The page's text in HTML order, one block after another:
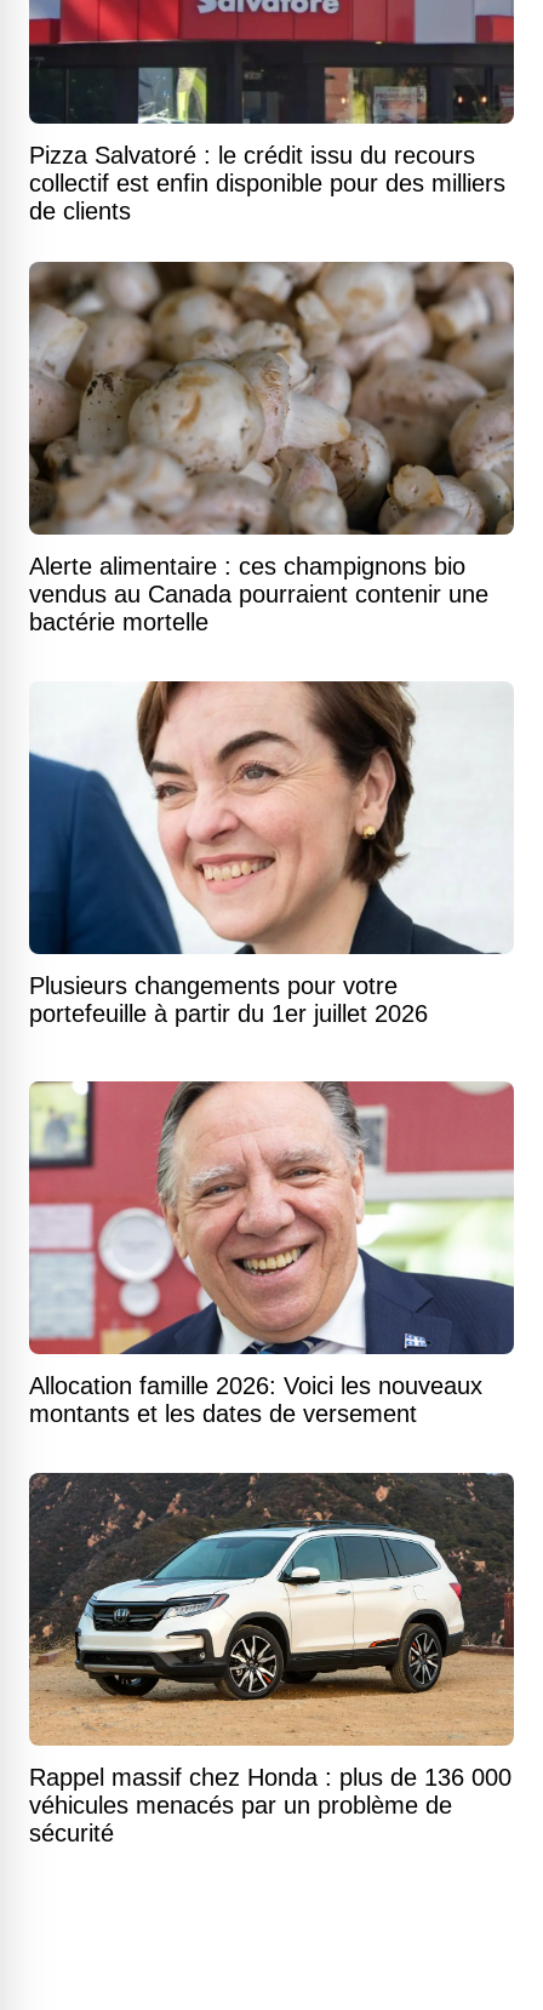
Pizza Salvatoré : le crédit issu du recours
collectif est enfin disponible pour des milliers
de clients
Alerte alimentaire : ces champignons bio
vendus au Canada pourraient contenir une
bactérie mortelle
Plusieurs changements pour votre
portefeuille à partir du 1er juillet 2026
Allocation famille 2026: Voici les nouveaux
montants et les dates de versement
Rappel massif chez Honda : plus de 136 000
véhicules menacés par un problème de
sécurité